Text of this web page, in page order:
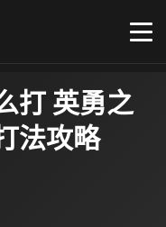
打 英勇之
法攻略